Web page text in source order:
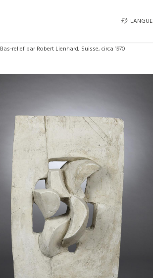
LANGUE
Bas-relief par Robert Lienhard, Suisse, circa 1970